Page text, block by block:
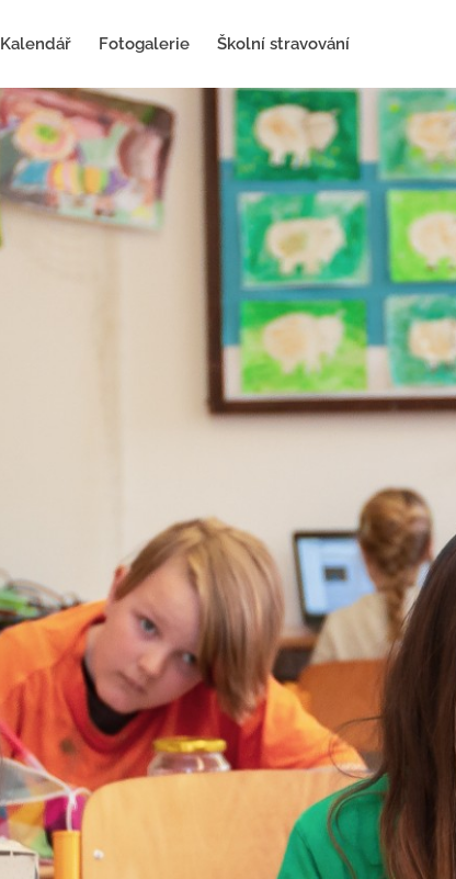
Kalendář Fotogalerie Školní stravování